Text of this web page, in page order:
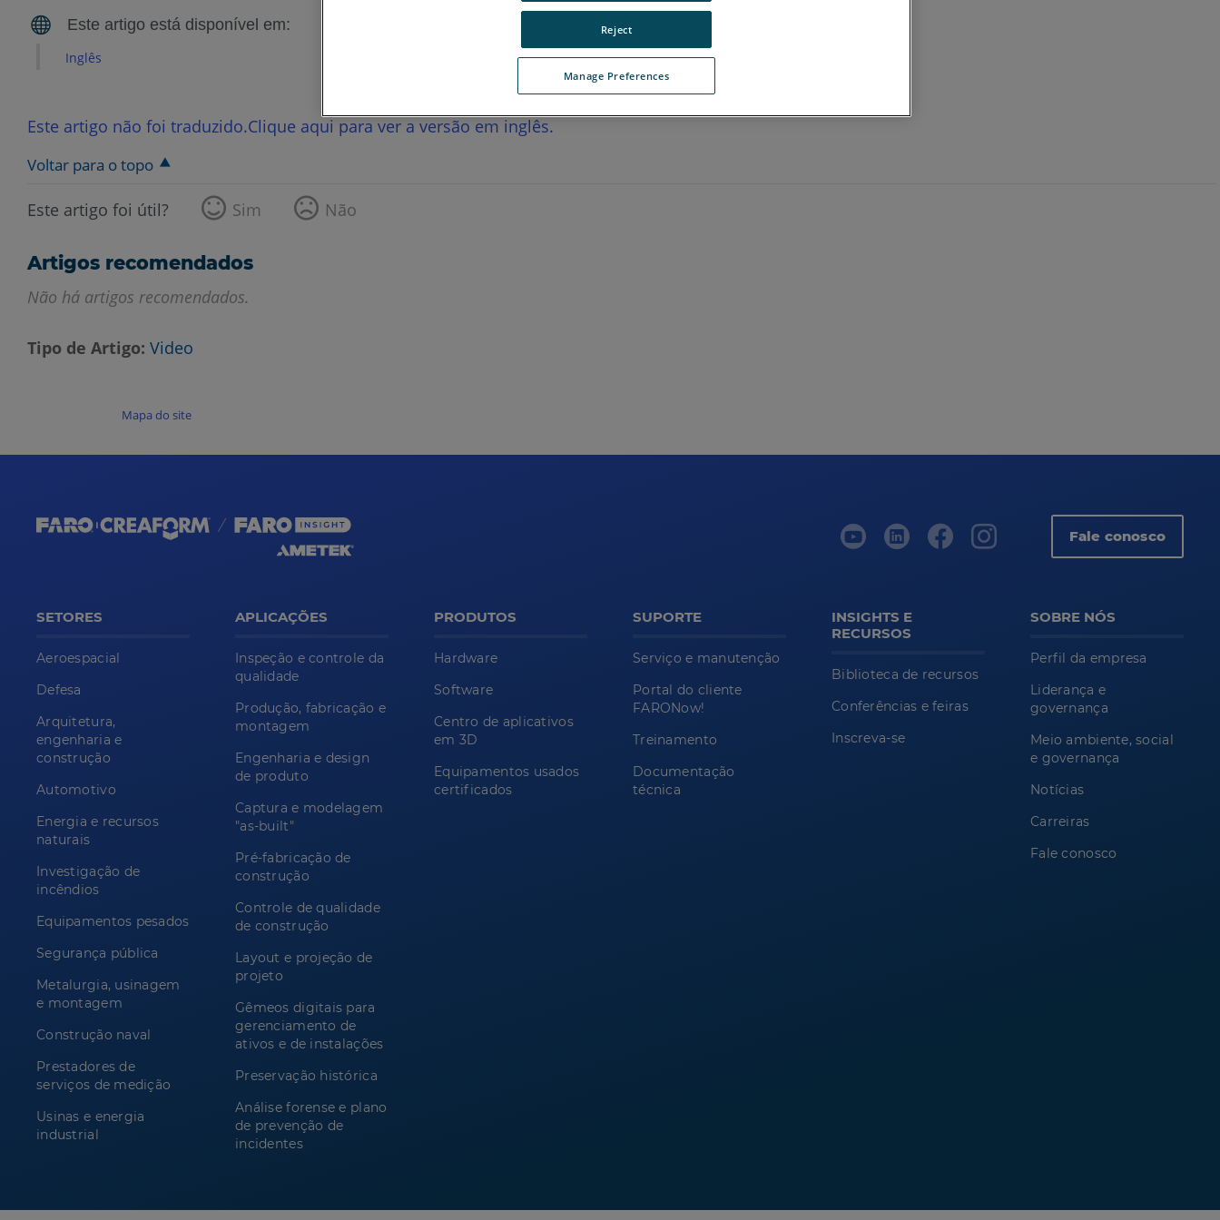
Inglês
Este artigo não foi traduzido.Clique aqui para ver a versão em inglês.
Voltar para o topo
Este artigo foi útil? Sim Não
Artigos recomendados
Não há artigos recomendados.
Tipo de Artigo Video
Mapa do site
Fale conosco
SETORES
Aeroespacial
Defesa
Arquitetura,
engenharia e
construção
Automotivo
Energia e recursos
naturais
Investigação de
incêndios
Equipamentos pesados
Segurança pública
Metalurgia, usinagem
e montagem
Construção naval
Prestadores de
serviços de medição
Usinas e energia
industrial
APLICAÇÕES
Inspeção e controle da
qualidade
Produção, fabricação e
montagem
Engenharia e design
de produto
Captura e modelagem
"as-built"
Pré-fabricação de
construção
Controle de qualidade
de construção
Layout e projeção de
projeto
Gêmeos digitais para
gerenciamento de
ativos e de instalações
Preservação histórica
Análise forense e plano
de prevenção de
incidentes
PRODUTOS
Hardware
Software
Centro de aplicativos
em 3D
Equipamentos usados
certificados
SUPORTE
Serviço e manutenção
Portal do cliente
FARONow!
Treinamento
Documentação
técnica
INSIGHTS E
RECURSOS
Biblioteca de recursos
Conferências e feiras
Inscreva-se
SOBRE NÓS
Perfil da empresa
Liderança e
governança
Meio ambiente, social
e governança
Notícias
Carreiras
Fale conosco
Manage Preferences
Reject